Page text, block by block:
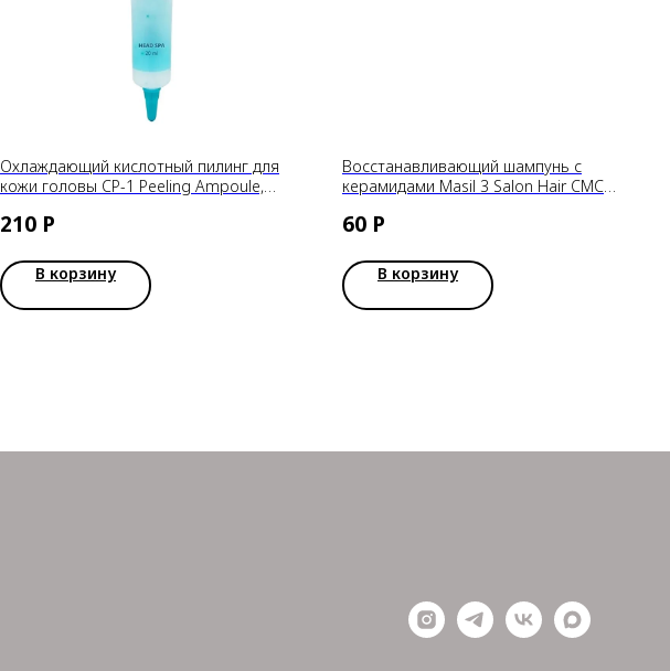
Охлаждающий кислотный пилинг для
кожи головы CP-1 Peeling Ampoule,
210 Р
В корзину
Восстанавливающий шампунь с
керамидами Masil 3 Salon Hair CMC
60 Р
В корзину